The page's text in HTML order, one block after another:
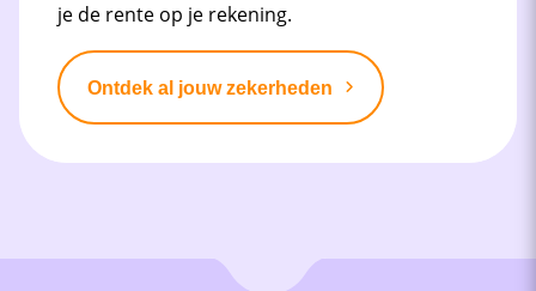
je de rente op je rekening.
Ontdek al jouw zekerheden